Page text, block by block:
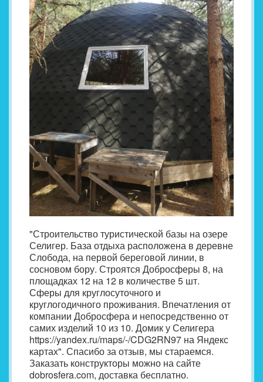
"Строительство туристической базы на озере
Селигер. База отдыха расположена в деревне
Слобода, на первой береговой линии, в
сосновом бору. Строятся Добросферы 8, на
площадках 12 на 12 в количестве 5 шт.
Сферы для круглосуточного и
круглогодичного проживания. Впечатления от
компании Добросфера и непосредственно от
самих изделий 10 из 10. Домик у Селигера
https://yandex.ru/maps/-/CDG2RN97 на Яндекс
картах". Спасибо за отзыв, мы стараемся.
Заказать конструкторы можно на сайте
dobrosfera.com, доставка бесплатно.